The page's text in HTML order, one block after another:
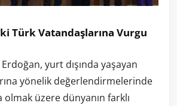
Türk Vatandaşlarına Vurgu
yurt dışında yaşayan
yönelik değerlendirmelerinde
üzere dünyanın farklı